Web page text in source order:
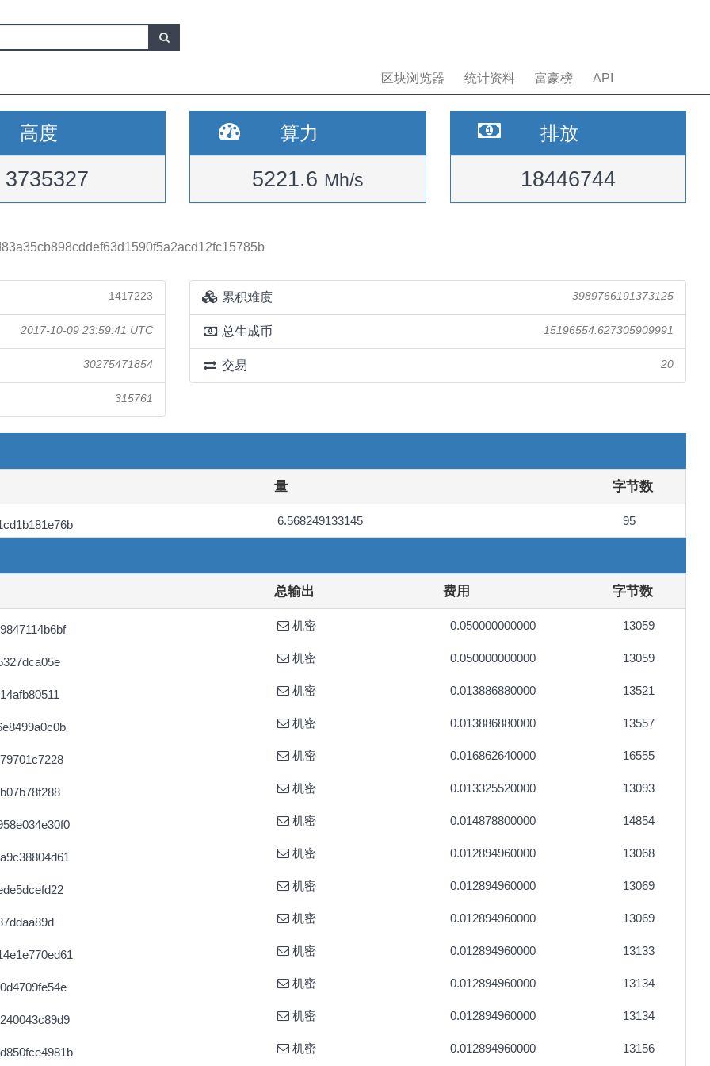
区块浏览器 统计资料 富豪榜 API
高度
3735327
算力
5221.6 Mh/s
排放
18446744
1417223
2017-10-09 23:59:41 UTC
30275471854
315761
累积难度 3989766191373125
总生成币 15196554.627305909991
交易 20
量 字节数
6.568249133145 95
总输出 费用 字节数
机密 0.050000000000 13059
机密 0.050000000000 13059
机密 0.013886880000 13521
机密 0.013886880000 13557
机密 0.016862640000 16555
机密 0.013325520000 13093
机密 0.014878800000 14854
机密 0.012894960000 13068
机密 0.012894960000 13069
机密 0.012894960000 13069
机密 0.012894960000 13133
机密 0.012894960000 13134
机密 0.012894960000 13134
机密 0.012894960000 13156